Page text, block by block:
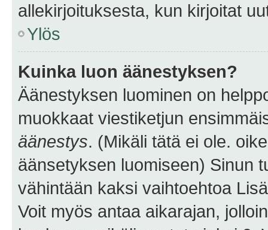
allekirjoituksesta, kun kirjoitat
Ylös
Kuinka luon äänestyksen?
Äänestyksen luominen on
muokkaat viestiketjun
äänestys. (Mikäli tätä ei ole.
äänsetyksen luomiseen) Sinun
vähintään kaksi vaihtoehtoa
Voit myös antaa aikarajan,